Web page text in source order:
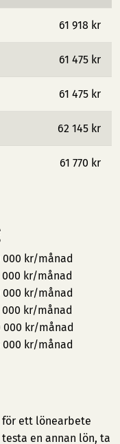
61 918 kr
61 475 kr
61 475 kr
62 145 kr
61 770 kr
000 kr/månad
kr/månad
000 kr/månad
kr/månad
000 kr/månad
000 kr/månad
för ett lönearbete
en annan lön, ta